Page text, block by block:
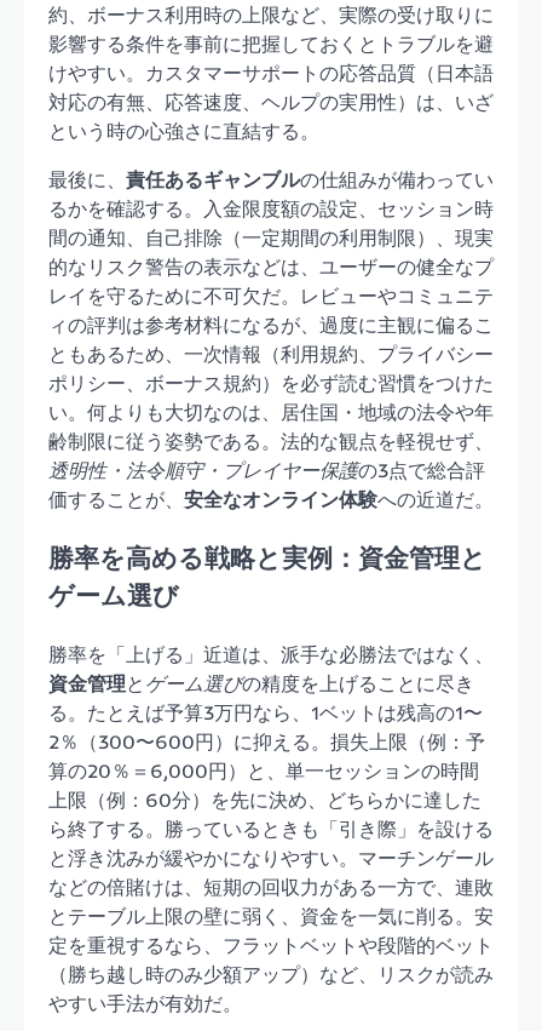
約、ボーナス利用時の上限など、実際の受け取りに
影響する条件を事前に把握しておくとトラブルを避
けやすい。カスタマーサポートの応答品質（日本語
対応の有無、応答速度、ヘルプの実用性）は、いざ
という時の心強さに直結する。
最後に、 責任あるギャンブルの仕組みが備わってい
るかを確認する。入金限度額の設定、セッション時
間の通知、自己排除（一定期間の利用制限）、現実
的なリスク警告の表示などは、ユーザーの健全なプ
レイを守るために不可欠だ。レビューやコミュニテ
ィの評判は参考材料になるが、過度に主観に偏るこ
ともあるため、一次情報（利用規約、プライバシー
ポリシー、ボーナス規約）を必ず読む習慣をつけた
い。何よりも大切なのは、居住国・地域の法令や年
齢制限に従う姿勢である。法的な観点を軽視せず、
透明性・法令順守・プレイヤー保護の3点で総合評
価することが、 安全なオンライン体験への近道だ。
勝率を高める戦略と実例：資金管理と
ゲーム選び
勝率を「上げる」近道は、派手な必勝法ではなく、
資金管理と ゲーム選びの精度を上げることに尽き
る。たとえば予算3万円なら、1ベットは残高の1〜
2％（300〜600円）に抑える。損失上限（例：予
算の20％＝6,000円）と、単一セッションの時間
上限（例：60分）を先に決め、どちらかに達した
ら終了する。勝っているときも「引き際」を設ける
と浮き沈みが緩やかになりやすい。マーチンゲール
などの倍賭けは、短期の回収力がある一方で、連敗
とテーブル上限の壁に弱く、資金を一気に削る。安
定を重視するなら、フラットベットや段階的ベット
（勝ち越し時のみ少額アップ）など、リスクが読み
やすい手法が有効だ。